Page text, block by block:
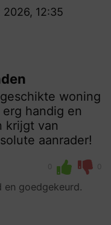
12:35
woning
handig en
krijgt van
aanrader!
0 0
en goedgekeurd.